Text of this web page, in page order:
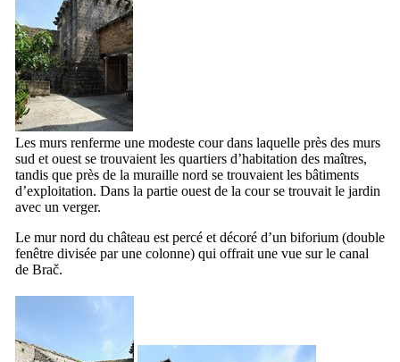
Les murs renferme une modeste cour dans laquelle près des murs
sud et ouest se trouvaient les quartiers d’habitation des maîtres,
tandis que près de la muraille nord se trouvaient les bâtiments
d’exploitation. Dans la partie ouest de la cour se trouvait le jardin
avec un verger.
Le mur nord du château est percé et décoré d’un biforium (double
fenêtre divisée par une colonne) qui offrait une vue sur le canal
de Brač.